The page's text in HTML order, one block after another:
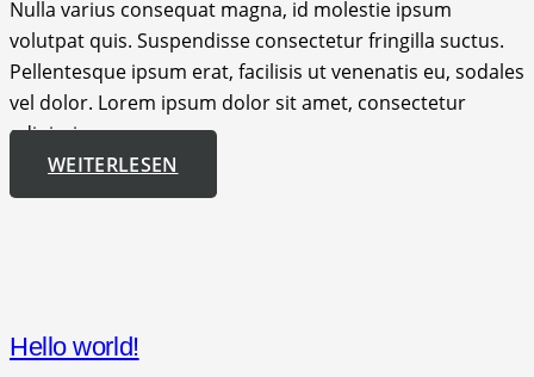
Nulla varius consequat magna, id molestie ipsum
volutpat quis. Suspendisse consectetur fringilla suctus.
Pellentesque ipsum erat, facilisis ut venenatis eu, sodales
vel dolor. Lorem ipsum dolor sit amet, consectetur
adipiscing…
WEITERLESEN
Hello world!